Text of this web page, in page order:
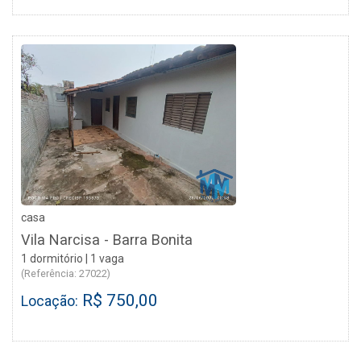
casa
Vila Narcisa - Barra Bonita
1 dormitório | 1 vaga
(Referência: 27022)
Locação: R$ 750,00